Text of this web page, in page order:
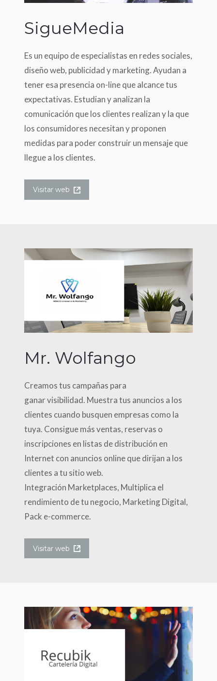
SigueMedia
Es un equipo de especialistas en redes sociales,
diseño web, publicidad y marketing. Ayudan a
tener esa presencia on-line que alcance tus
expectativas. Estudian y analizan la
comunicación que los clientes realizan y la que
los consumidores necesitan y proponen
medidas para poder construir un mensaje que
llegue a los clientes.
Visitar web
Mr. Wolfango
Creamos tus campañas para
ganar visibilidad. Muestra tus anuncios a los
clientes cuando busquen empresas como la
tuya. Consigue másventas, reservas o
inscripciones en listas dedistribución en
Internet con anuncios online quedirijan a los
clientes a tu sitio web.
Integración Marketplaces, Multiplica el
rendimiento de tu negocio, MarketingDigital,
Pack e-commerce.
Visitar web